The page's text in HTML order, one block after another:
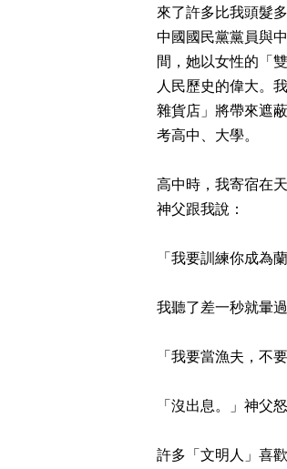
來了許多比我頭髮
中國國民黨黨員與
間，她以女性的「
人民歷史的偉大。
雜貨店」將帶來遮
考高中、大學。
高中時，我寄宿在
神父跟我說：
「我要訓練你成為
我聽了差一秒就暈
「我要當漁夫，不
「沒出息。」神父怒
許多「文明人」喜